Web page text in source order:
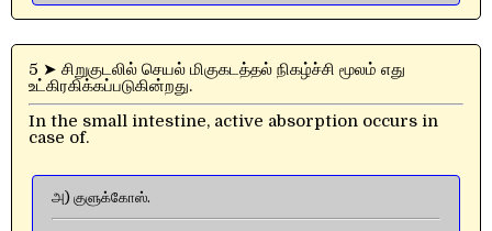
5 ➤ சிறுகுடலில் செயல் மிகுகடத்தல் நிகழ்ச்சி மூலம் எது
உட்கிரகிக்கப்படுகின்றது.
In the small intestine, active absorption occurs in
case of.
அ) குளுக்கோஸ்.